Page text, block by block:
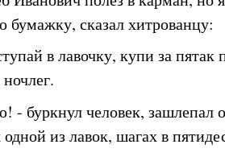
бумажку, сказал хитрованцу:
в лавочку, купи за пятак
- буркнул человек,
из лавок, шагах в